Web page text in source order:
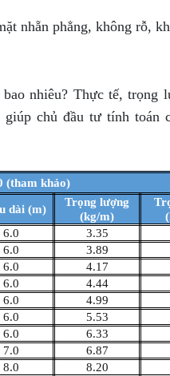
nhẵn phẳng, không rỗ,
nhiêu? Thực tế, trọng
chủ đầu tư tính toán
(tham khảo)
dài (m)
Trọng lượng
(kg/m)
6.0 3.35
6.0 3.89
6.0 4.17
6.0 4.44
6.0 4.99
6.0 5.53
6.0 6.33
7.0 6.87
8.0 8.20